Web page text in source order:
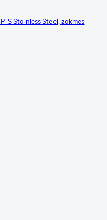
S Stainless Steel, zakmes